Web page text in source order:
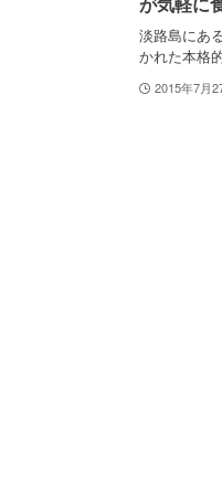
淡路島にあ
かれた本格
2015年7月